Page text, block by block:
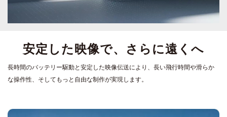
安定した映像で、さらに遠くへ
長時間のバッテリー駆動と安定した映像伝送により、長い飛行時間や滑らか
な操作性、そしてもっと自由な制作が実現します。